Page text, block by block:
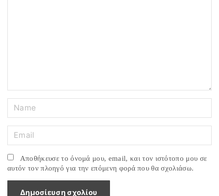
a
m
*
m
a
i
l
Αποθήκευσε το όνομά μου, email, και τον ιστότοπο μου σε
αυτόν τον πλοηγό για την επόμενη φορά που θα σχολιάσω.